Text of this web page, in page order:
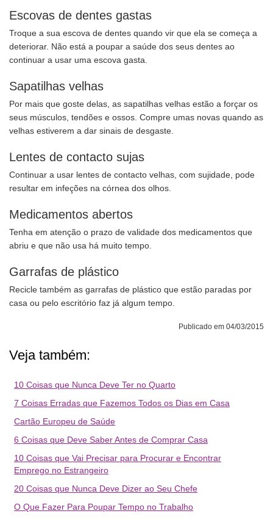
Escovas de dentes gastas
Troque a sua escova de dentes quando vir que ela se começa a
deteriorar. Não está a poupar a saúde dos seus dentes ao
continuar a usar uma escova gasta.
Sapatilhas velhas
Por mais que goste delas, as sapatilhas velhas estão a forçar os
seus músculos, tendões e ossos. Compre umas novas quando as
velhas estiverem a dar sinais de desgaste.
Lentes de contacto sujas
Continuar a usar lentes de contacto velhas, com sujidade, pode
resultar em infeções na córnea dos olhos.
Medicamentos abertos
Tenha em atenção o prazo de validade dos medicamentos que
abriu e que não usa há muito tempo.
Garrafas de plástico
Recicle também as garrafas de plástico que estão paradas por
casa ou pelo escritório faz já algum tempo.
Publicado em 04/03/2015
Veja também:
10 Coisas que Nunca Deve Ter no Quarto
7 Coisas Erradas que Fazemos Todos os Dias em Casa
Cartão Europeu de Saúde
6 Coisas que Deve Saber Antes de Comprar Casa
10 Coisas que Vai Precisar para Procurar e Encontrar
Emprego no Estrangeiro
20 Coisas que Nunca Deve Dizer ao Seu Chefe
O Que Fazer Para Poupar Tempo no Trabalho